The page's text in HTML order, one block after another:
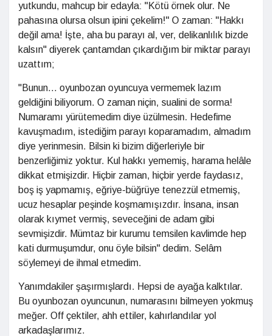
yutkundu, mahcup bir edayla: "Kötü örnek olur. Ne
pahasına olursa olsun ipini çekelim!" O zaman: "Hakkı
değil ama! İşte, aha bu parayı al, ver, delikanlılık bizde
kalsın" diyerek çantamdan çıkardığım bir miktar parayı
uzattım;
"Bunun... oyunbozan oyuncuya vermemek lazım
geldiğini biliyorum. O zaman niçin, sualini de sorma!
Numaramı yürütemedim diye üzülmesin. Hedefime
kavuşmadım, istediğim parayı koparamadım, almadım
diye yerinmesin. Bilsin ki bizim diğerleriyle bir
benzerliğimiz yoktur. Kul hakkı yememiş, harama helâle
dikkat etmişizdir. Hiçbir zaman, hiçbir yerde faydasız,
boş iş yapmamış, eğriye-büğrüye tenezzül etmemiş,
ucuz hesaplar peşinde koşmamışızdır. İnsana, insan
olarak kıymet vermiş, seveceğini de adam gibi
sevmişizdir. Mümtaz bir kurumu temsilen kavlimde hep
kati durmuşumdur, onu öyle bilsin" dedim. Selâm
söylemeyi de ihmal etmedim.
Yanımdakiler şaşırmışlardı. Hepsi de ayağa kalktılar.
Bu oyunbozan oyuncunun, numarasını bilmeyen yokmuş
meğer. Off çektiler, ahh ettiler, kahırlandılar yol
arkadaşlarımız.